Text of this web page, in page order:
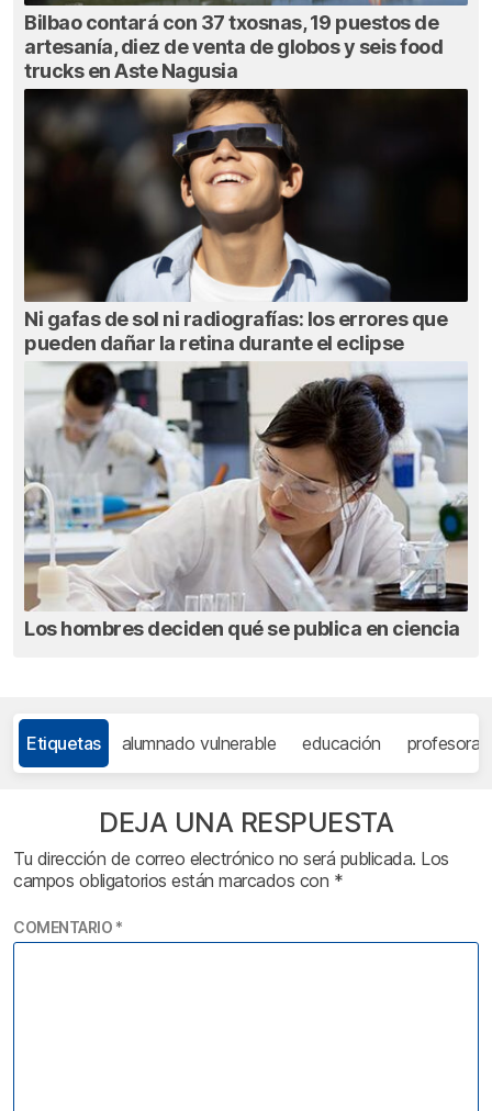
Bilbao contará con 37 txosnas, 19 puestos de
artesanía, diez de venta de globos y seis food
trucks en Aste Nagusia
Ni gafas de sol ni radiografías: los errores que
pueden dañar la retina durante el eclipse
Los hombres deciden qué se publica en ciencia
Etiquetas alumnado vulnerable educación
DEJA UNA RESPUESTA
Tu dirección de correo electrónico no será publicada. Los
campos obligatorios están marcados con *
COMENTARIO *